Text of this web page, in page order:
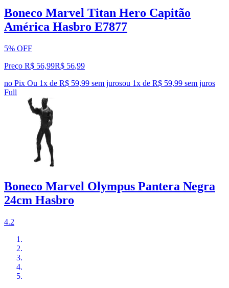
Boneco Marvel Titan Hero Capitão
América Hasbro E7877
5% OFF
Preço R$ 56,99R$ 56,99
no Pix Ou 1x de R$ 59,99 sem jurosou 1x de R$ 59,99 sem juros
Full
Boneco Marvel Olympus Pantera Negra
24cm Hasbro
4.2